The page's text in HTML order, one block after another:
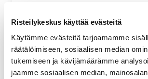
Risteilykeskus käyttää evästeitä
Käytämme evästeitä tarjoamamme
räätälöimiseen, sosiaalisen median
tukemiseen ja kävijämäärämme
jaamme sosiaalisen median,
vuorelle ja mennä reikään
Satamat:Bodø, Ørnes, Nesna,
Sandnessjøen, Brønnøysund,